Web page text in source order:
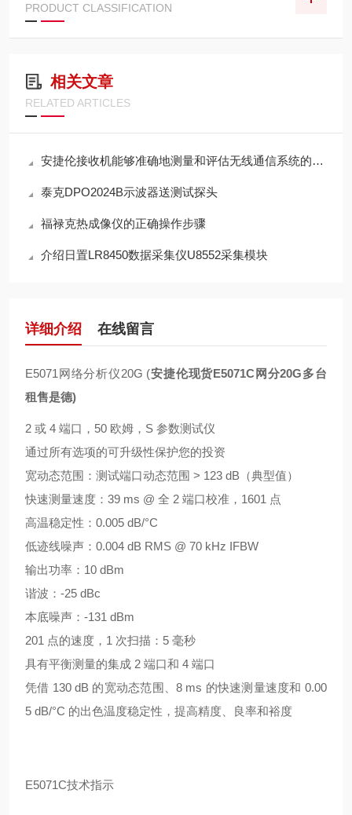
PRODUCT CLASSIFICATION
相关文章
RELATED ARTICLES
安捷伦接收机能够准确地测量和评估无线通信系统的性能
泰克DPO2024B示波器送测试探头
福禄克热成像仪的正确操作步骤
介绍日置LR8450数据采集仪U8552采集模块
详细介绍 在线留言
E5071网络分析仪20G (安捷伦现货E5071C网分20G多台
租售是德)
2 或 4 端口，50 欧姆，S 参数测试仪
通过所有选项的可升级性保护您的投资
宽动态范围：测试端口动态范围 > 123 dB（典型值）
快速测量速度：39 ms @ 全 2 端口校准，1601 点
高温稳定性：0.005 dB/°C
低迹线噪声：0.004 dB RMS @ 70 kHz IFBW
输出功率：10 dBm
谐波：-25 dBc
本底噪声：-131 dBm
201 点的速度，1 次扫描：5 毫秒
具有平衡测量的集成 2 端口和 4 端口
凭借 130 dB 的宽动态范围、8 ms 的快速测量速度和 0.00
5 dB/°C 的出色温度稳定性，提高精度、良率和裕度
E5071C技术指示